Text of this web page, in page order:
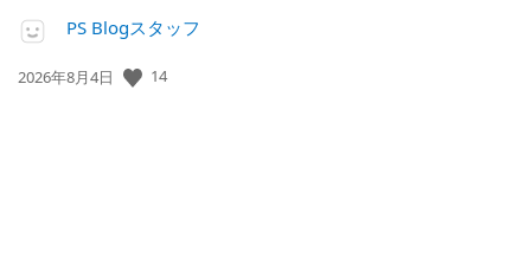
PS Blogスタッフ
公
2026年8月4日 14